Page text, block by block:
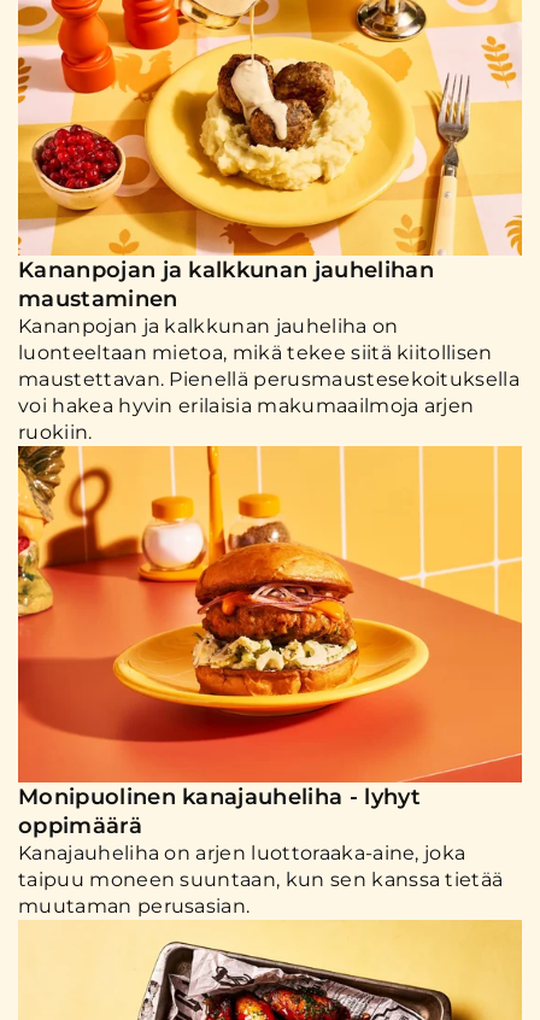
Kananpojan ja kalkkunan jauhelihan
maustaminen
Kananpojan ja kalkkunan jauheliha on
luonteeltaan mietoa, mikä tekee siitä kiitollisen
maustettavan. Pienellä perusmaustesekoituksella
voi hakea hyvin erilaisia makumaailmoja arjen
ruokiin.
Monipuolinen kanajauheliha - lyhyt
oppimäärä
Kanajauheliha on arjen luottoraaka-aine, joka
taipuu moneen suuntaan, kun sen kanssa tietää
muutaman perusasian.